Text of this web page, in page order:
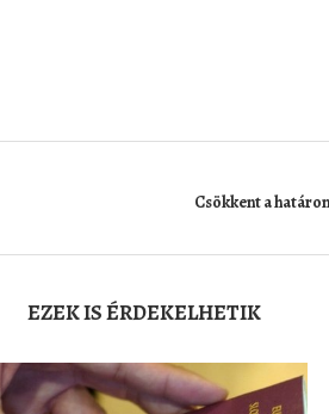
Csökkent a
EZEK IS ÉRDEKELHETIK